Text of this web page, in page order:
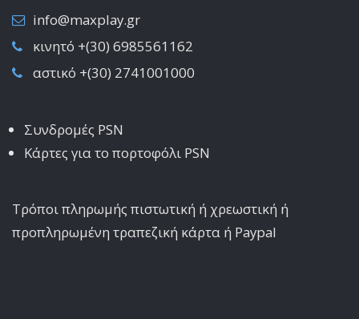
info@maxplay.gr
κινητό +(30) 6985561162
αστικό +(30) 2741001000
Συνδρομές PSN
Κάρτες για το πορτοφόλι PSN
Τρόποι πληρωμής πιστωτική ή χρεωστική ή
προπληρωμένη τραπεζική κάρτα ή Paypal